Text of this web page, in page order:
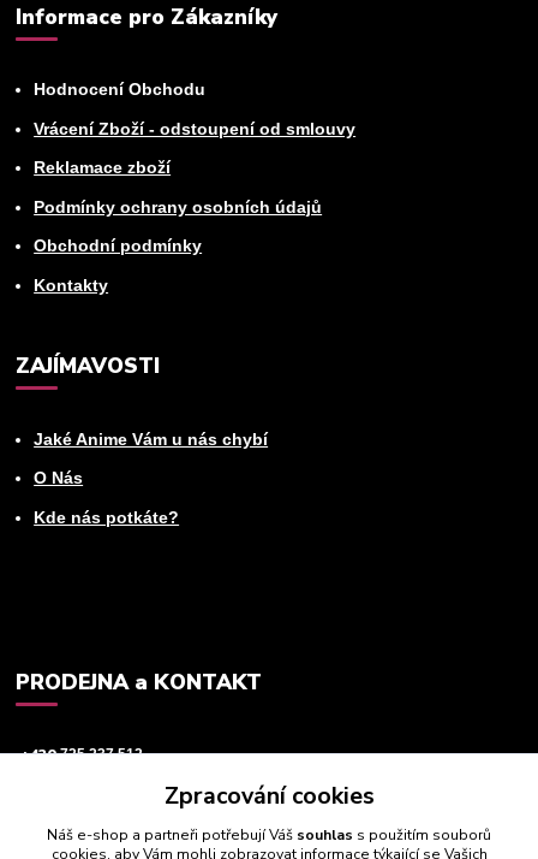
Informace pro Zákazníky
Hodnocení Obchodu
Vrácení Zboží - odstoupení od smlouvy
Reklamace zboží
Podmínky ochrany osobních údajů
Obchodní podmínky
Kontakty
ZAJÍMAVOSTI
Jaké Anime Vám u nás chybí
O Nás
Kde nás potkáte?
PRODEJNA a KONTAKT
+420725 237 512
Zpracování cookies
Náš e-shop a partneři potřebují Váš souhlas s použitím souborů
cookies, aby Vám mohli zobrazovat informace týkající se Vašich